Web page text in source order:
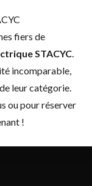
fiers de
STACYC.
incomparable,
leur catégorie.
ou pour réserver
!